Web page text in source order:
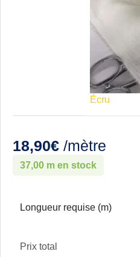
Écru
18,90€ /mètre
37,00 m en stock
Longueur requise (m)
Prix total